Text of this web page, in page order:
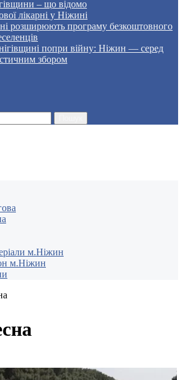
– що відомо
лікарні у Ніжині
розширюють програму безкоштовного
попри війну: Ніжин — серед
збором
м.Ніжин
м.Ніжин